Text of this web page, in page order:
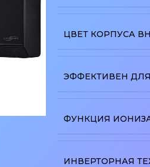
изображение
ЦВЕТ КОРПУСА
ЭФФЕКТИВЕН
ФУНКЦИЯ
ИНВЕРТОРНАЯ